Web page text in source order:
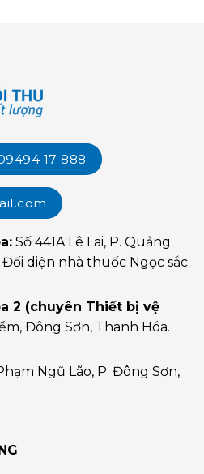
17 888
Số 441A Lê Lai, P. Quảng
Đối diện nhà thuốc Ngọc sắc
2 (chuyên Thiết bị vệ
Đông Sơn, Thanh Hóa.
Ngũ Lão, P. Đông Sơn,